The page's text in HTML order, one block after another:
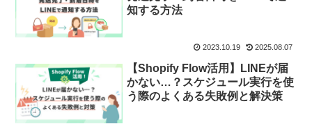
知する方法
2023.10.19 2025.08.07
【Shopify Flow活用】LINEが届
かない…？スケジュール実行を使
う際のよくある失敗例と解決策